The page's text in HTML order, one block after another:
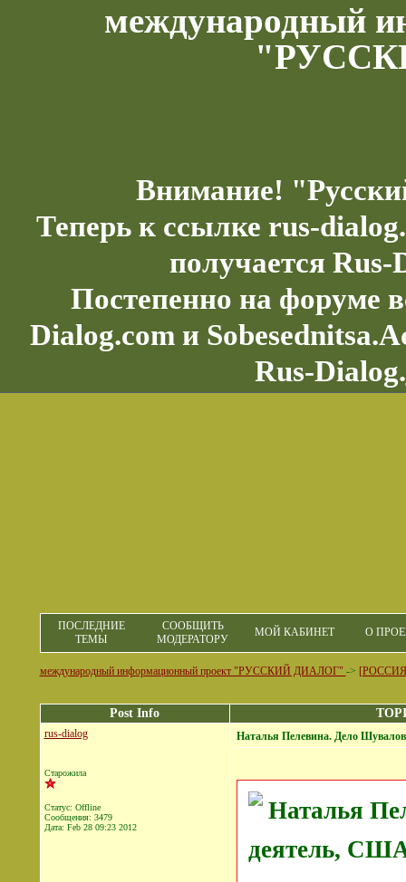
международный
Внимание!
Теперь к ссылке rus-
получается Rus-
Постепенно на форуме
Dialog.com и
Rus-Dialog.
ПОСЛЕДНИЕ
ТЕМЫ
СООБЩИТЬ
МОДЕРАТОРУ
МОЙ КАБИНЕТ О
международный информационный проект "РУССКИЙ ДИАЛОГ" ->
Post Info
rus-dialog
Старожила
Статус: Offline
Сообщения: 3479
Дата: Feb 28 09:23 2012
Наталья Пелевина. Дело
Наталья
деятель,